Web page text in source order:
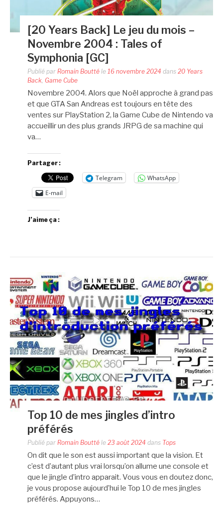
[20 Years Back] Le jeu du mois –
Novembre 2004 : Tales of
Symphonia [GC]
Publié par Romain Boutté le 16 novembre 2024 dans 20 Years
Back Game Cube
Novembre 2004. Alors que Noël approche à grand pas
et que GTA San Andreas est toujours en tête des
ventes sur PlayStation 2, la Game Cube de Nintendo va
accueillir un des plus grands JRPG de sa machine qui
va…
Partager :
Telegram
WhatsApp
E-mail
J’aime ça :
Top 10 de mes jingles d’intro
préférés
Publié par Romain Boutté le 23 août 2024 dans Tops
On dit que le son est aussi important que la vision. Et
c’est d’autant plus vrai lorsqu’on allume une console et
que le jingle d’intro apparait. Vous vous en doutez donc,
je vous propose aujourd’hui le Top 10 de mes jingles
préférés. Appuyons…